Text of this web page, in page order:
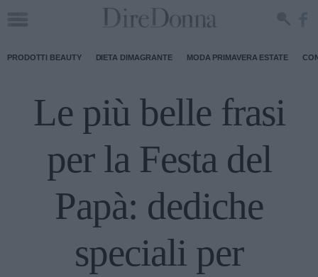
PRODOTTI BEAUTY DIETA DIMAGRANTE MODA PRIMAVERA ESTATE
Le più belle frasi
per la Festa del
Papà: dediche
speciali per